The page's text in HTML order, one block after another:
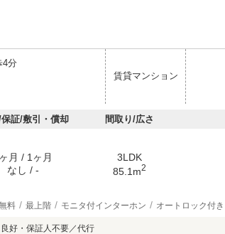
4分
賃貸マンション
証/敷引・償却 間取り/広さ
月 / 1ヶ月
なし / -
3LDK
85.1m2
料 最上階 モニタ付インターホン オートロック付き
好・保証人不要／代行